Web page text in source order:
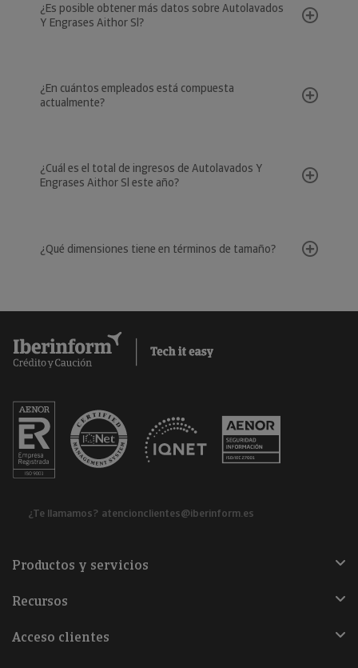
¿Es posible obtener más datos sobre Autolavados
Y Engrases Aithor Sl?
¿En cuántos empleados está compuesta
actualmente?
¿Cuál es el total de ingresos de Autolavados Y
Engrases Aithor Sl este año?
¿Qué dimensiones tiene en términos de tamaño?
¿Te llamamos? atencionclientes@iberinform.es
Productos y servicios
Recursos
Acceso clientes